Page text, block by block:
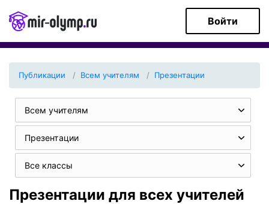
Войти
Публикации Всем учителям Презентации
Всем учителям
Презентации
Все классы
Презентации для всех учителей